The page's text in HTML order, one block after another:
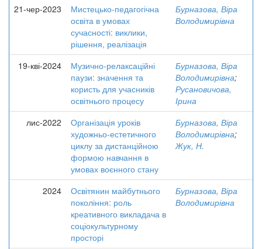
21-чер-2023
Мистецько-педагогічна
освіта в умовах
сучасності: виклики,
рішення, реалізація
Бурназова, Віра
Володимирівна
19-кві-2024
Музично-релаксаційні
паузи: значення та
користь для учасників
освітнього процесу
Бурназова, Віра
Володимирівна;
Русановичова,
Ірина
лис-2022
Організація уроків
художньо-естетичного
циклу за дистанційною
формою навчання в
умовах воєнного стану
Бурназова, Віра
Володимирівна;
Жук, Н.
2024
Освітянин майбутнього
покоління: роль
креативного викладача в
соціокультурному
просторі
Бурназова, Віра
Володимирівна